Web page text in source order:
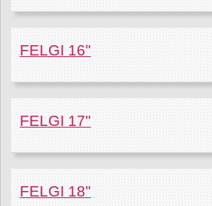
FELGI 16"
FELGI 17"
FELGI 18"